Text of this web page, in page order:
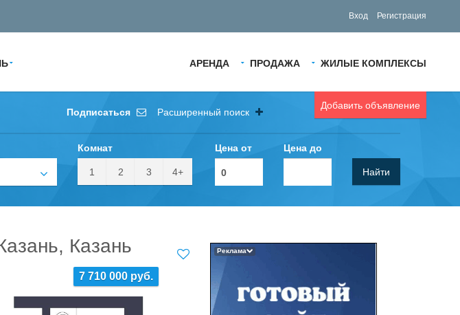
Вход Регистрация
АРЕНДА ПРОДАЖА ЖИЛЫЕ КОМПЛЕКСЫ
Добавить объявление
Подписаться Расширенный поиск
Комнат
1 2 3 4+
Цена от Цена до
Найти
Казань
7 710 000 руб.
Реклама